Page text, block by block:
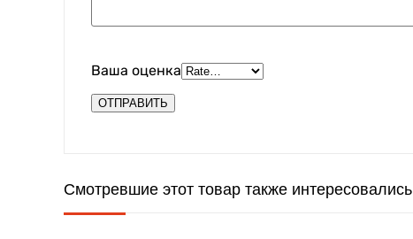
Ваша оценка
Смотревшие этот товар также интересовались